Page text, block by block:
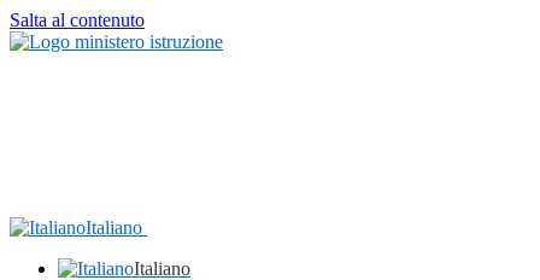
Salta al contenuto
Italiano
Italiano